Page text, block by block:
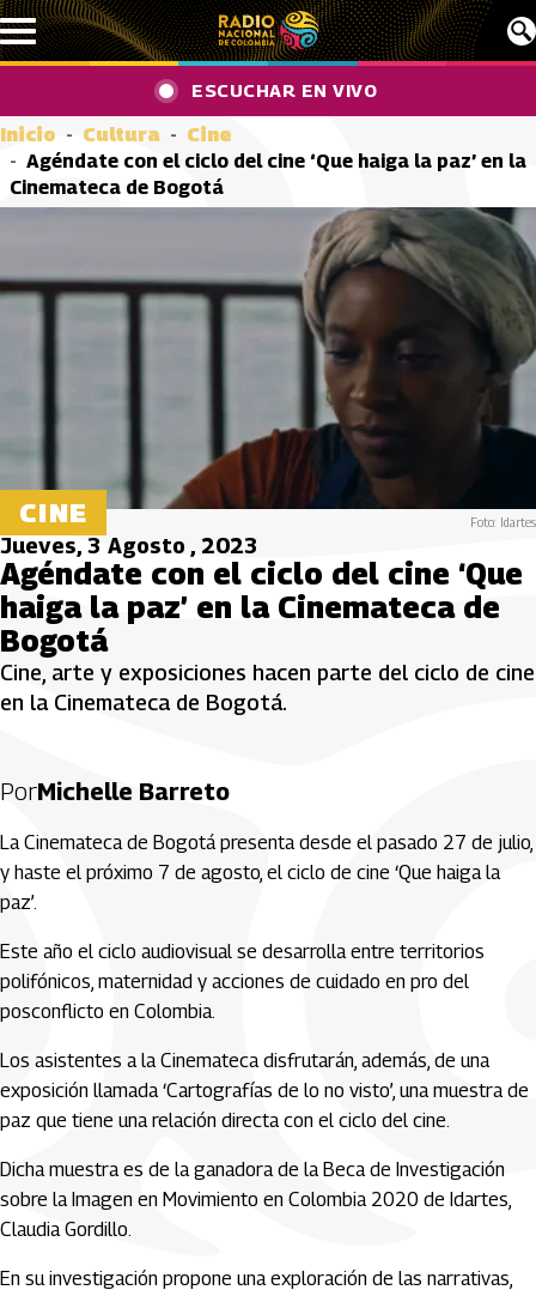
Pasar al contenido principal
ESCUCHAR EN VIVO
Inicio Cultura
Cine
Agéndate con el ciclo del cine ‘Que haiga la paz’ en la
Cinemateca de Bogotá
CINE Foto: Idartes
Jueves, 3 Agosto , 2023
Agéndate con el ciclo del cine ‘Que
haiga la paz’ en la Cinemateca de
Bogotá
Cine, arte y exposiciones hacen parte del ciclo de cine
en la Cinemateca de Bogotá.
PorMichelle Barreto
La Cinemateca de Bogotá presenta desde el pasado 27 de julio,
y haste el próximo 7 de agosto, el ciclo de cine ‘Que haiga la
paz’.
Este año el ciclo audiovisual se desarrolla entre territorios
polifónicos, maternidad y acciones de cuidado en pro del
posconflicto en Colombia.
Los asistentes a la Cinemateca disfrutarán, además, de una
exposición llamada ‘Cartografías de lo no visto’, una muestra de
paz que tiene una relación directa con el ciclo del cine.
Dicha muestra es de la ganadora de la Beca de Investigación
sobre la Imagen en Movimiento en Colombia 2020 de Idartes,
Claudia Gordillo.
En su investigación propone una exploración de las narrativas,